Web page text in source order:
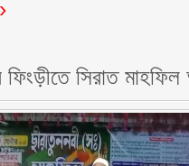
ফিংড়ীতে সিরাত মাহফিল